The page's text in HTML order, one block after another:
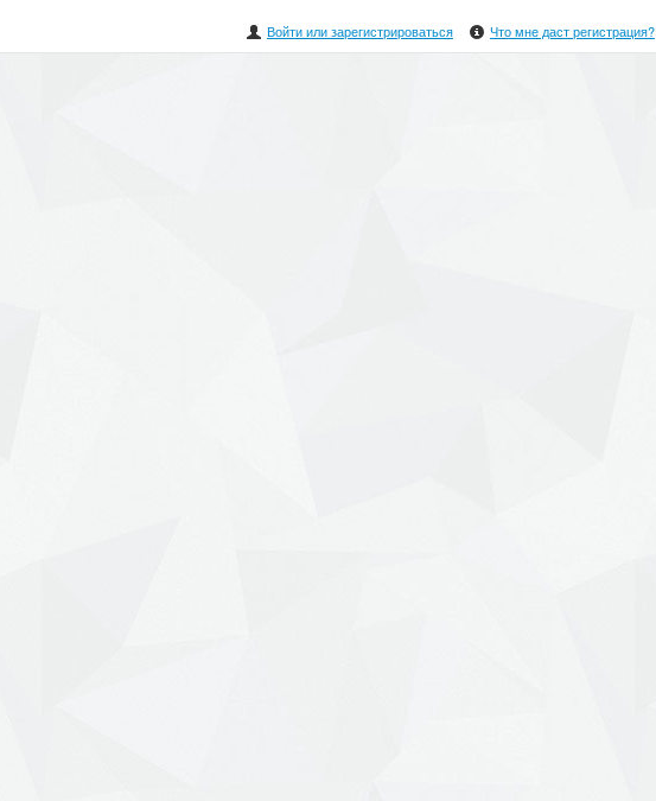
Войти или зарегистрироваться Что мне даст регистрация?